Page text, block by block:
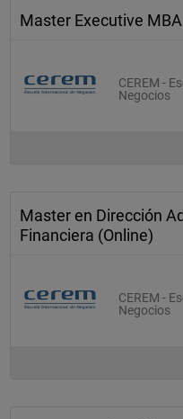
Modelos de Negocio en el
Electrónico
Master Executive
CEREM -
Negocios
Master en Dirección
Financiera (Online)
CEREM -
Negocios